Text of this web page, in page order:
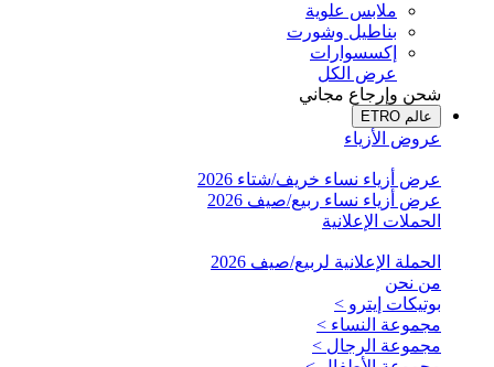
ملابس علوية
بناطيل وشورت
إكسسوارات
عرض الكل
شحن وإرجاع مجاني
عالم ETRO
عروض الأزياء
عرض أزياء نساء خريف/شتاء 2026
عرض أزياء نساء ربيع/صيف 2026
الحملات الإعلانية
الحملة الإعلانية لربيع/صيف 2026
من نحن
بوتيكات إيترو >
مجموعة النساء >
مجموعة الرجال >